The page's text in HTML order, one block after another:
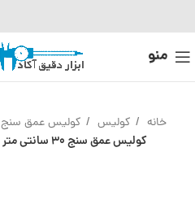
منو
خانه کولیس کولیس عمق سنج